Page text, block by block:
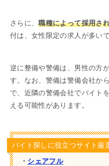
さらに、職種によって採用さ
付は、女性限定の求人が多いで
逆に整備や警備は、男性の方
す。なお、警備は警備会社か
で、近隣の警備会社でバイト
える可能性があります。
バイト探しに役立つサイト厳
・ シェアフル